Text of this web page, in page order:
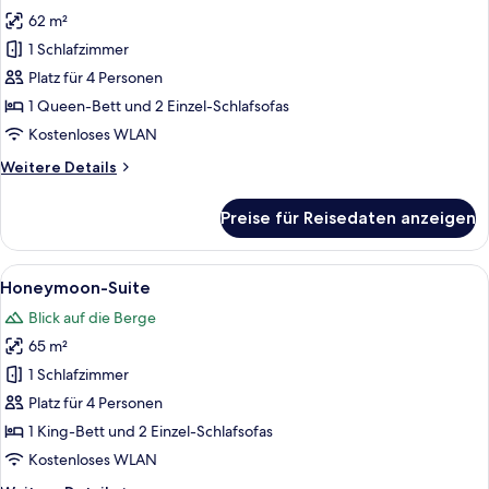
für
Panoramic-
Suite,
Terrasse
anzeigen
62 m²
1 Schlafzimmer
Platz für 4 Personen
1 Queen-Bett und 2 Einzel-Schlafsofas
Kostenloses WLAN
Weitere Details
Weitere
Suite,
Terrasse
Preise für Reisedaten anzeigen
Alle
Fotos
für
Honeymoon-
Suite
anzeigen
Ein modernes Hotelzimmer mit
11
Honeymoon-Suite
Blick auf die Berge
65 m²
1 Schlafzimmer
Platz für 4 Personen
1 King-Bett und 2 Einzel-Schlafsofas
Kostenloses WLAN